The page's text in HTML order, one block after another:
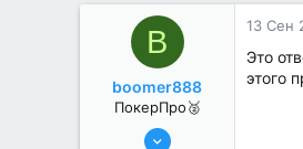
0
B
boomer888
ПокерПро🥈
6 Июн 2022
13 Сен
Это
этого